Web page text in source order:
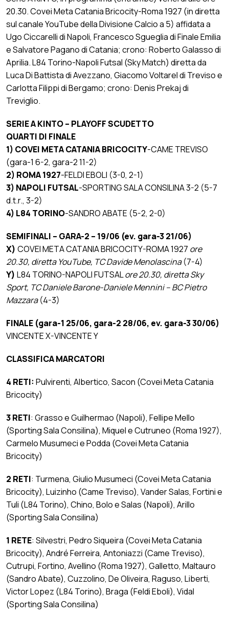
20.30. Covei Meta Catania Bricocity-Roma 1927 (in diretta
sul canale YouTube della Divisione Calcio a 5) affidata a
Ugo Ciccarelli di Napoli, Francesco Sgueglia di Finale Emilia
e Salvatore Pagano di Catania; crono: Roberto Galasso di
Aprilia. L84 Torino-Napoli Futsal (Sky Match) diretta da
Luca Di Battista di Avezzano, Giacomo Voltarel di Treviso e
Carlotta Filippi di Bergamo; crono: Denis Prekaj di
Treviglio.
SERIE A KINTO – PLAYOFF SCUDETTO
QUARTI DI FINALE
1) COVEI META CATANIA BRICOCITY-CAME TREVISO
(gara-1 6-2, gara-2 11-2)
2) ROMA 1927-FELDI EBOLI (3-0, 2-1)
3) NAPOLI FUTSAL-SPORTING SALA CONSILINA 3-2 (5-7
d.t.r., 3-2)
4) L84 TORINO-SANDRO ABATE (5-2, 2-0)
SEMIFINALI – GARA-2 – 19/06 (ev. gara-3 21/06)
X) COVEI META CATANIA BRICOCITY-ROMA 1927 ore
20.30, diretta YouTube, TC Davide Menolascina(7-4)
Y) L84 TORINO-NAPOLI FUTSALore 20.30, diretta Sky
Sport, TC Daniele Barone-Daniele Mennini – BC Pietro
Mazzara(4-3)
FINALE (gara-1 25/06, gara-2 28/06, ev. gara-3 30/06)
VINCENTE X-VINCENTE Y
CLASSIFICA MARCATORI
4 RETI: Pulvirenti, Albertico, Sacon (Covei Meta Catania
Bricocity)
3 RETI: Grasso e Guilhermao (Napoli), Fellipe Mello
(Sporting Sala Consilina), Miquel e Cutruneo (Roma 1927),
Carmelo Musumeci e Podda (Covei Meta Catania
Bricocity)
2 RETI: Turmena, Giulio Musumeci (Covei Meta Catania
Bricocity), Luizinho (Came Treviso), Vander Salas, Fortini e
Tuli (L84 Torino), Chino, Bolo e Salas (Napoli), Arillo
(Sporting Sala Consilina)
1 RETE: Silvestri, Pedro Siqueira (Covei Meta Catania
Bricocity), André Ferreira, Antoniazzi (Came Treviso),
Cutrupi, Fortino, Avellino (Roma 1927), Galletto, Maltauro
(Sandro Abate), Cuzzolino, De Oliveira, Raguso, Liberti,
Victor Lopez (L84 Torino), Braga (Feldi Eboli), Vidal
(Sporting Sala Consilina)